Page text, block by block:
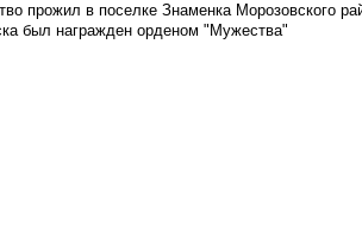
прожил в поселке Знаменка Морозовского
был награжден орденом "Мужества"